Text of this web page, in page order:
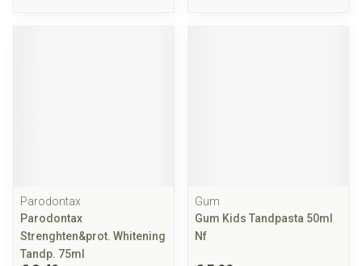
Parodontax
Parodontax
Strenghten&prot. Whitening
Tandp. 75ml
Gum
Gum Kids Tandpasta 50ml
Nf